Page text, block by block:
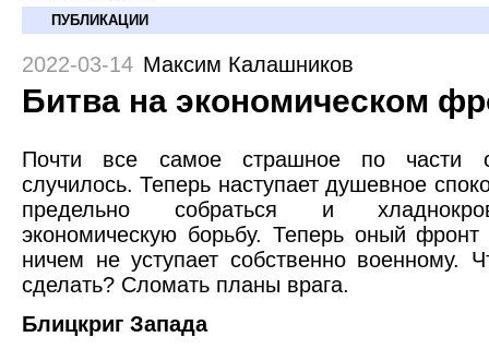
ПУБЛИКАЦИИ
2022-03-14 Максим Калашников
Битва на экономическом
Почти все самое страшное по части
случилось. Теперь наступает душевное
предельно собраться и
экономическую борьбу. Теперь оный
ничем не уступает собственно военному.
сделать? Сломать планы врага.
Блицкриг Запада